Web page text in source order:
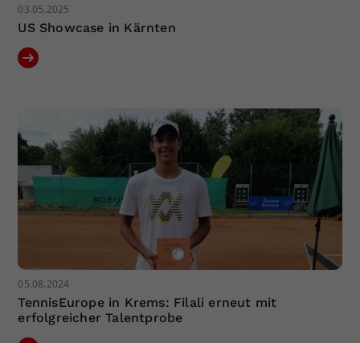
03.05.2025
US Showcase in Kärnten
05.08.2024
TennisEurope in Krems: Filali erneut mit
erfolgreicher Talentprobe